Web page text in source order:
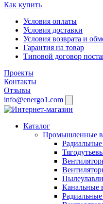
Как купить
Условия оплаты
Условия доставки
Условия возврата и
Гарантия на товар
Типовой договор
Проекты
Контакты
Отзывы
info@energo1.com
Каталог
Промышленные
Канальные